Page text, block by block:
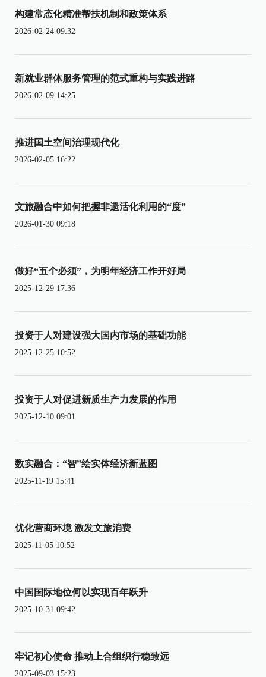
构建常态化精准帮扶机制和政策体系
2026-02-24 09:32
新就业群体服务管理的范式重构与实践进路
2026-02-09 14:25
推进国土空间治理现代化
2026-02-05 16:22
文旅融合中如何把握非遗活化利用的“度”
2026-01-30 09:18
做好“五个必须”，为明年经济工作开好局
2025-12-29 17:36
投资于人对建设强大国内市场的基础功能
2025-12-25 10:52
投资于人对促进新质生产力发展的作用
2025-12-10 09:01
数实融合：“智”绘实体经济新蓝图
2025-11-19 15:41
优化营商环境 激发文旅消费
2025-11-05 10:52
中国国际地位何以实现百年跃升
2025-10-31 09:42
牢记初心使命 推动上合组织行稳致远
2025-09-03 15:23